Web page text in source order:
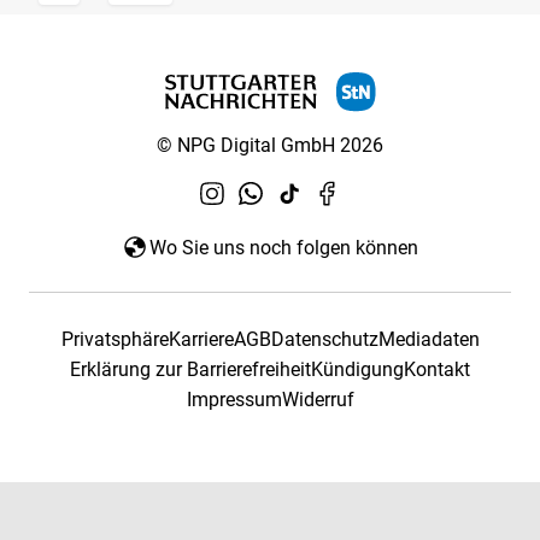
© NPG Digital GmbH 2026
Wo Sie uns noch folgen können
PrivatsphäreKarriereAGBDatenschutzMediadaten
Erklärung zur BarrierefreiheitKündigungKontakt
ImpressumWiderruf